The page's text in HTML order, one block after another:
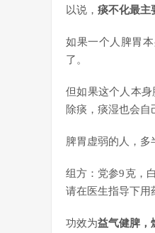
以说， 痰不化最主
如果一个人脾胃
了。
但如果这个人本
除痰，痰湿也会自
脾胃虚弱的人，
组方：党参9克，
请在医生指导下用
功效为益气健脾，